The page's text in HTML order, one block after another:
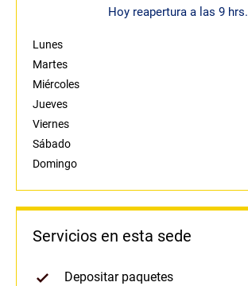
Hoy reapertura a las 9 hrs.
Lunes
Martes
Miércoles
Jueves
Viernes
Sábado
Domingo
Servicios en esta sede
Depositar paquetes